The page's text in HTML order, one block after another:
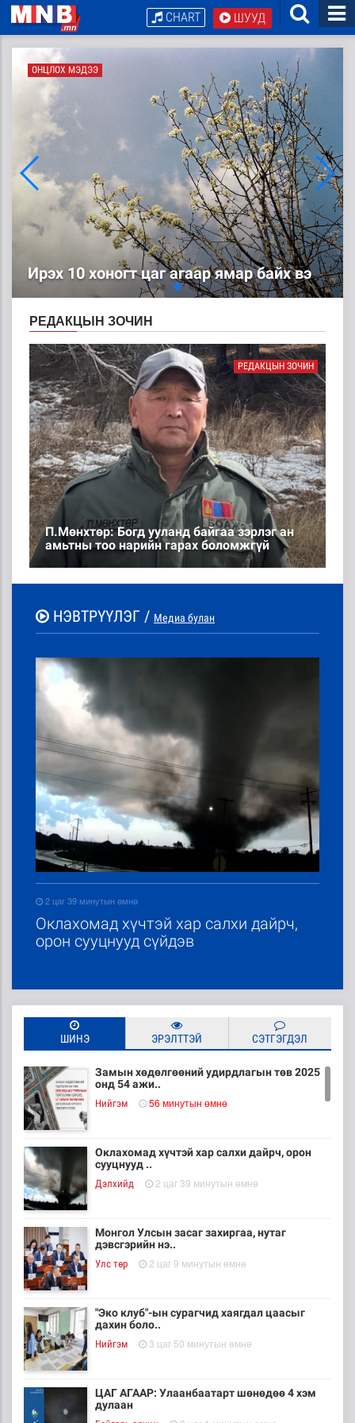
ШУУД
CHART
ОНЦЛОХ МЭДЭЭ
ЦАГ АГААР: Улаанбаатарт шөнөдөө 4
хэм дулаан
ОНЦЛОХ МЭДЭЭ
Ирэх 10 хоногт цаг агаар ямар байх вэ
РЕДАКЦЫН ЗОЧИН
РЕДАКЦЫН ЗОЧИН
П.Мөнхтөр: Богд ууланд байгаа зэрлэг ан
амьтны тоо нарийн гарах боломжгүй
НЭВТРҮҮЛЭГ / Медиа булан
2 цаг 39 минутын өмнө
Оклахомад хүчтэй хар салхи дайрч,
орон сууцнууд сүйдэв
ШИНЭ ЭРЭЛТТЭЙ СЭТГЭГДЭЛ
Замын хөдөлгөөний удирдлагын төв 2025
онд 54 ажи..
Нийгэм 56 минутын өмнө
Оклахомад хүчтэй хар салхи дайрч, орон
сууцнууд ..
Дэлхийд 2 цаг 39 минутын өмнө
Монгол Улсын засаг захиргаа, нутаг
дэвсгэрийн нэ..
Улс төр 2 цаг 9 минутын өмнө
"Эко клуб"-ын сурагчид хаягдал цаасыг
дахин боло..
Нийгэм 3 цаг 50 минутын өмнө
ЦАГ АГААР: Улаанбаатарт шөнөдөө 4 хэм
дулаан